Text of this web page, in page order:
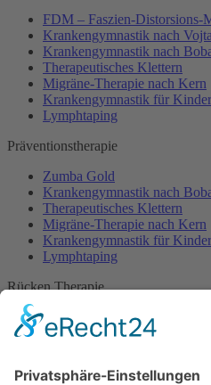
FDM – Faszien-Distorsions-
Krankengymnastik nach
Krankengymnastik nach
Therapeutisches Klettern
Migräne-Therapie nach Kern
Krankengymnastik für Kinder
Lymphtaping
Präventionstherapie
Zumba Gold
Krankengymnastik nach
Therapeutisches Klettern
Migräne-Therapie nach Kern
Krankengymnastik für Kinder
Lymphtaping
Rücken Therapie
Therapeutisches Klettern
Entspannungstraining
Zumba Gold